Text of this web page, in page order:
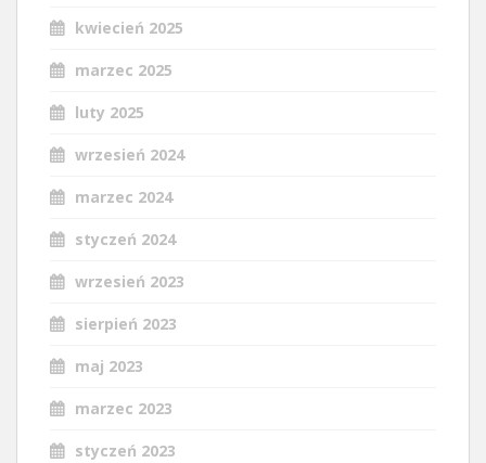
kwiecień 2025
marzec 2025
luty 2025
wrzesień 2024
marzec 2024
styczeń 2024
wrzesień 2023
sierpień 2023
maj 2023
marzec 2023
styczeń 2023